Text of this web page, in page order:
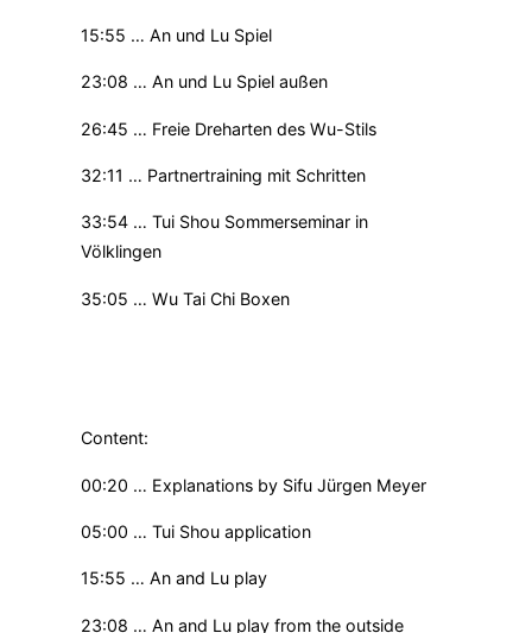
15:55 … An und Lu Spiel
23:08 … An und Lu Spiel außen
26:45 … Freie Dreharten des Wu-Stils
32:11 … Partnertraining mit Schritten
33:54 … Tui Shou Sommerseminar in
Völklingen
35:05 … Wu Tai Chi Boxen
Content:
00:20 … Explanations by Sifu Jürgen Meyer
05:00 … Tui Shou application
15:55 … An and Lu play
23:08 … An and Lu play from the outside